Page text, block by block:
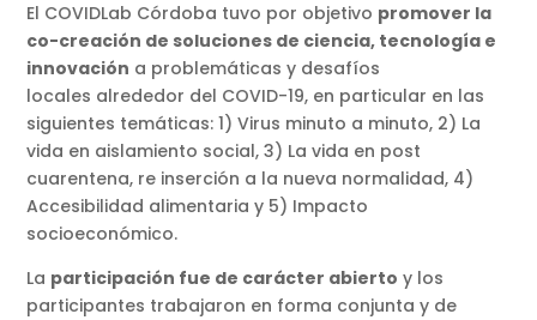
El COVIDLab Córdoba tuvo por objetivo promover la
co-creación de soluciones de ciencia, tecnología e
innovación a problemáticas y desafíos
locales alrededor del COVID-19, en particular en las
siguientes temáticas: 1) Virus minuto a minuto, 2) La
vida en aislamiento social, 3) La vida en post
cuarentena, re inserción a la nueva normalidad, 4)
Accesibilidad alimentaria y 5) Impacto
socioeconómico.
La participación fue de carácter abierto y los
participantes trabajaron en forma conjunta y de